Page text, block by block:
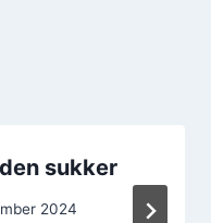
sukker
2024